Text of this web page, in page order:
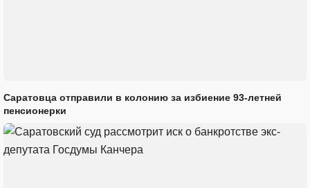
Саратовца отправили в колонию за избиение 93-летней
пенсионерки